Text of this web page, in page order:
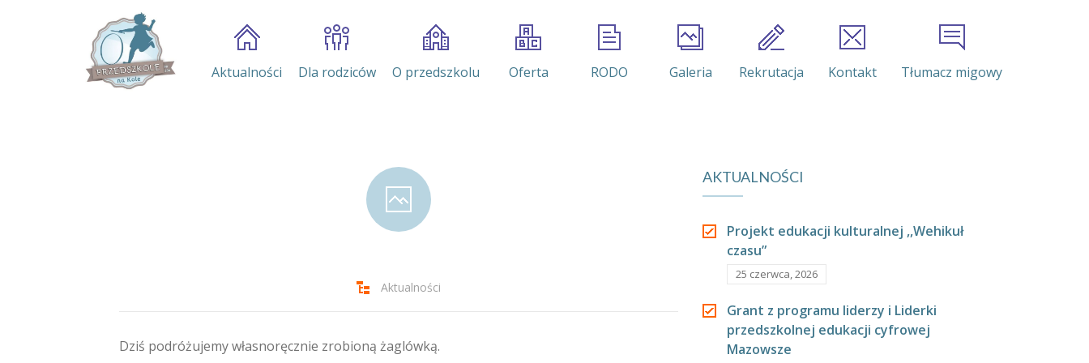
Aktualności Dla rodziców O przedszkolu Oferta RODO Galeria Rekrutacja Kontakt Tłumacz migowy
Aktualności
Dziś podróżujemy własnoręcznie zrobioną żaglówką.
AKTUALNOŚCI
Projekt edukacji kulturalnej ,,Wehikuł
czasu”
25 czerwca, 2026
Grant z programu liderzy i Liderki
przedszkolnej edukacji cyfrowej
Mazowsze